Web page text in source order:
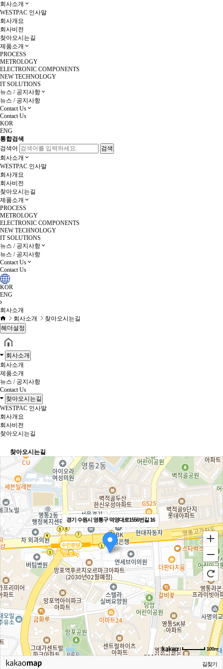
회사소개
WESTPAC 인사말
회사개요
회사비전
찾아오시는길
제품소개
PROCESS
METROLOGY
ELECTRONIC COMPONENTS
NEW TECHNOLOGY
IT SOLUTIONS
뉴스 / 공지사항
뉴스 / 공지사항
Contact Us
Contact Us
KOR
ENG
통합검색
검색어
회사소개
WESTPAC 인사말
회사개요
회사비전
찾아오시는길
제품소개
PROCESS
METROLOGY
ELECTRONIC COMPONENTS
NEW TECHNOLOGY
IT SOLUTIONS
뉴스 / 공지사항
뉴스 / 공지사항
Contact Us
Contact Us
KOR
ENG
회사소개
회사소개
찾아오시는길
헤더설정
회사소개
회사소개
제품소개
뉴스 / 공지사항
Contact Us
찾아오시는길
WESTPAC 인사말
회사개요
회사비전
찾아오시는길
찾아오시는길
경기 수원시 영통구 덕영대로1556번길 16
100m
길찾기